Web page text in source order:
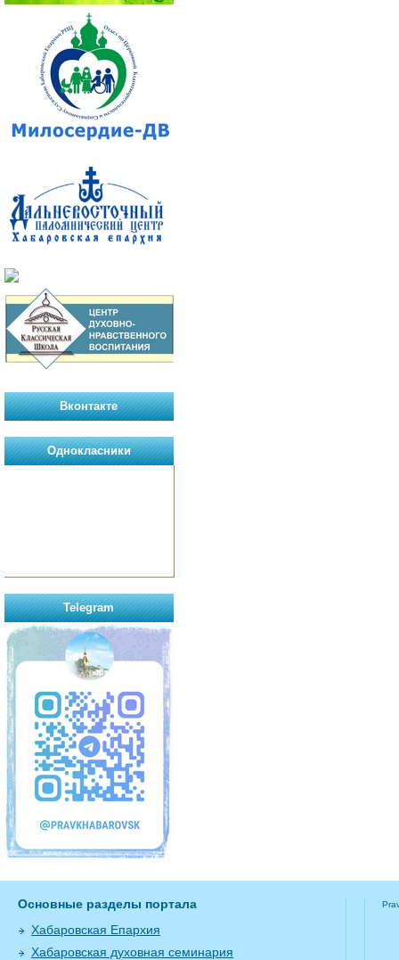
Вконтакте
Однокласники
Telegram
Основные разделы портала
Хабаровская Епархия
Хабаровская духовная семинария